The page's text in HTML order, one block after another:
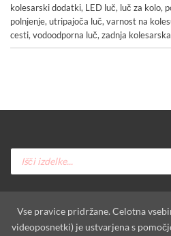
kolesarski dodatki, LED luč, luč za kolo,
polnjenje, utripajoča luč, varnost na
cesti, vodoodporna luč, zadnja
Products
search
Vse pravice pridržane. Celotna
videoposnetki) je ustvarjena s